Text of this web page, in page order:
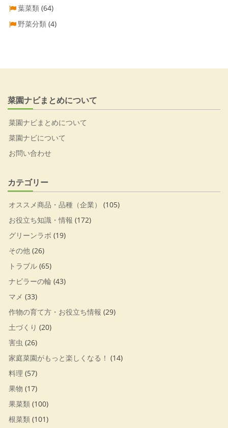
葉菜類 (64)
野菜分類 (4)
菜園ナビまとめについて
菜園ナビまとめについて
菜園ナビについて
お問い合わせ
カテゴリー
オススメ商品・品種（企業）
(105)
お役立ち知識・情報 (172)
グリーンラボ (19)
その他 (26)
トラブル (65)
ナビラーの輪 (43)
マメ (33)
作物の育て方・お役立ち情報 (29)
土づくり (20)
害虫 (26)
家庭菜園がもっと楽しくなる！ (14)
料理 (57)
果物 (17)
果菜類 (100)
根菜類 (101)